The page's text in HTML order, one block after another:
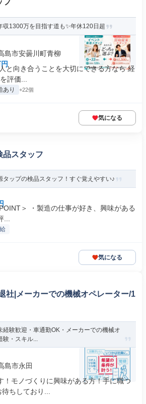
フ
収1300万を目指す道も✨年休120日超
島市安曇川町青柳
と向き合うことを大切にできる方なら 経
評価...
あり +22個
気になる
品スタッフ
タップの検品スタッフ！すぐ覚えやすい♪
＞ ・製造の仕事が好き、興味がある
気になる
社|メーカーでの機械オペレーター/1
経験歓迎・車通勤OK・メーカーでの機械オ
験・スキル...
島市永田
！モノづくりに興味がある方！手に職つ
ちしており...